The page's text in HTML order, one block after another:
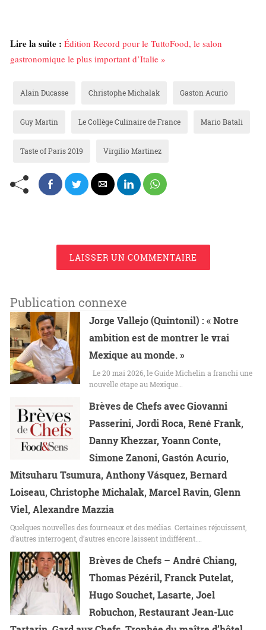
Lire la suite : Édition Record pour le TuttoFood, le salon
gastronomique le plus important d’Italie »
Alain Ducasse Christophe Michalak Gaston Acurio
Guy Martin Le Collège Culinaire de France Mario Batali
Taste of Paris 2019 Virgilio Martinez
LAISSER UN COMMENTAIRE
Publication connexe
Jorge Vallejo (Quintonil) : « Notre
ambition est de montrer le vrai
Mexique au monde. »
Le 20 mai 2026, le Guide Michelin a franchi une
nouvelle étape au Mexique…
Brèves de Chefs avec Giovanni
Passerini, Jordi Roca, René Frank,
Danny Khezzar, Yoann Conte,
Simone Zanoni, Gastón Acurio,
Mitsuharu Tsumura, Anthony Vásquez, Bernard
Loiseau, Christophe Michalak, Marcel Ravin, Glenn
Viel, Alexandre Mazzia
Quelques nouvelles des fourneaux et des médias. Certaines réjouissent,
d’autres interrogent, d’autres encore laissent indifférent.…
Brèves de Chefs – André Chiang,
Thomas Pézéril, Franck Putelat,
Hugo Souchet, Lasarte, Joel
Robuchon, Restaurant Jean-Luc